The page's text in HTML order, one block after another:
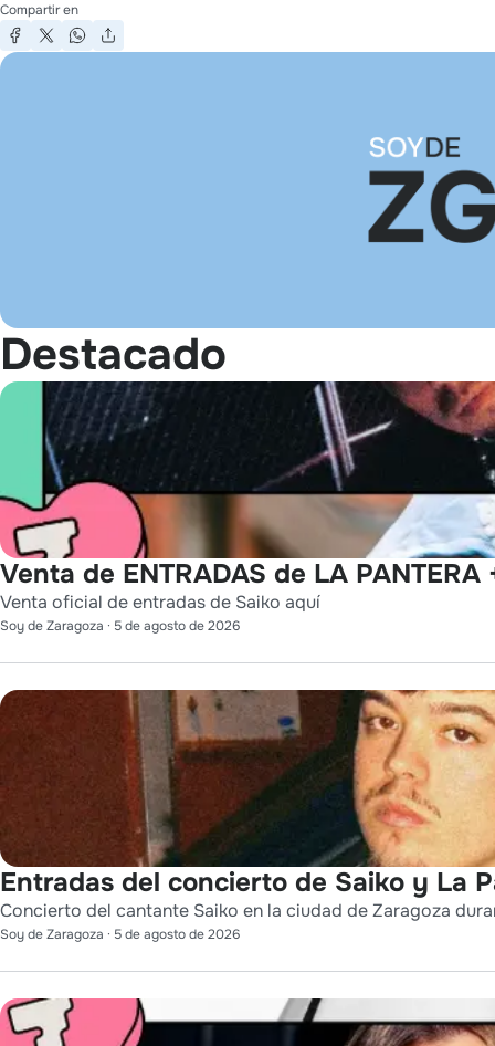
Compartir en
Destacado
Venta de ENTRADAS de LA
Venta oficial de entradas de Saiko aquí
Soy de Zaragoza · 5 de agosto de 2026
Entradas del concierto de Saiko y La
Concierto del cantante Saiko en la ciudad de Zaragoza
Soy de Zaragoza · 5 de agosto de 2026